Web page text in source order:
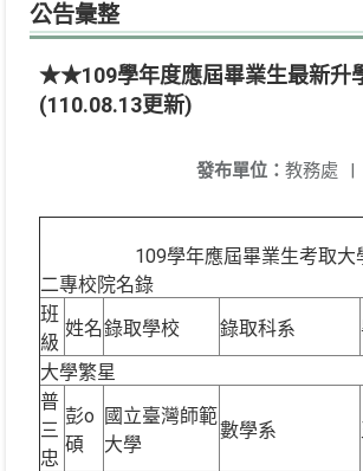
公告彙整
★★109學年度應屆畢業生最新
(110.08.13更新)
發布單位： 教務處 |
109學年應屆畢業生考取大學
二專校院名錄
班
級
姓名錄取學校 錄取科系
大學繁星
普
三
忠
彭o
碩
國立臺灣師範
大學
數學系